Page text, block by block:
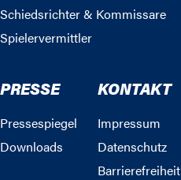
Schiedsrichter & Kommissare
Spielervermittler
PRESSE
Pressespiegel
Downloads
KONTAKT
Impressum
Datenschutz
Barrierefreiheit